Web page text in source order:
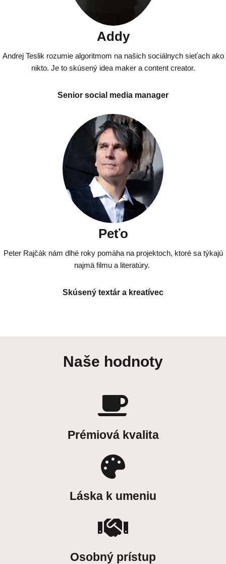
Addy
Andrej Teslik rozumie algoritmom na našich sociálnych sieťach ako
nikto. Je to skúsený idea maker a content creator.
Senior social media manager
Peťo
Peter Rajčák nám dlhé roky pomáha na projektoch, ktoré sa týkajú
najmä filmu a literatúry.
Skúsený textár a kreatívec
Naše hodnoty
Prémiová kvalita
Láska k umeniu
Osobný prístup